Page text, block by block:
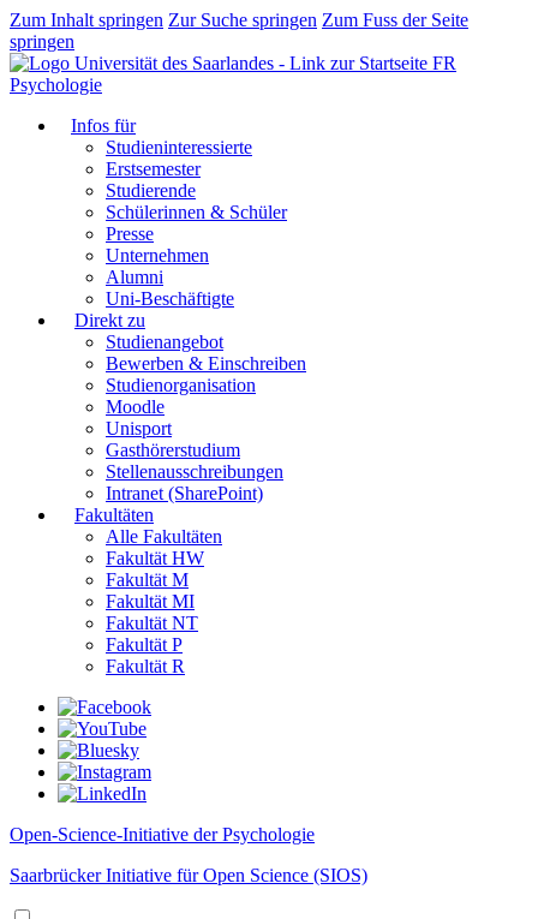
Zum Inhalt springen Zur Suche springen Zum Fuss der Seite
springen
FR
Psychologie
Infos für
Studieninteressierte
Erstsemester
Studierende
Schülerinnen & Schüler
Presse
Unternehmen
Alumni
Uni-Beschäftigte
Direkt zu
Studienangebot
Bewerben & Einschreiben
Studienorganisation
Moodle
Unisport
Gasthörerstudium
Stellenausschreibungen
Intranet (SharePoint)
Fakultäten
Alle Fakultäten
Fakultät HW
Fakultät M
Fakultät MI
Fakultät NT
Fakultät P
Fakultät R
Open-Science-Initiative der Psychologie
Saarbrücker Initiative für Open Science (SIOS)